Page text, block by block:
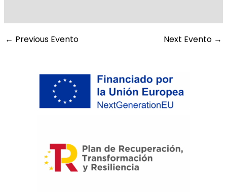
← Previous Evento Next Evento →